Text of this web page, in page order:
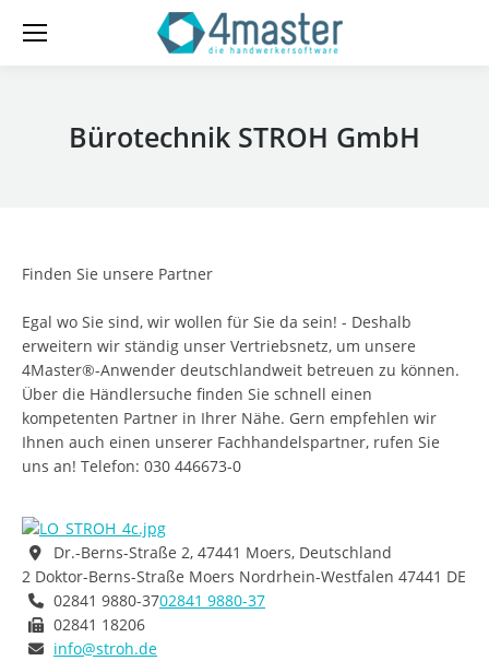
Bürotechnik STROH GmbH
Dr.-Berns-Straße 2, 47441 Moers, Deutschland
2 Doktor-Berns-Straße Moers Nordrhein-Westfalen 47441 DE
02841 9880-3702841 9880-37
02841 18206
info@stroh.de